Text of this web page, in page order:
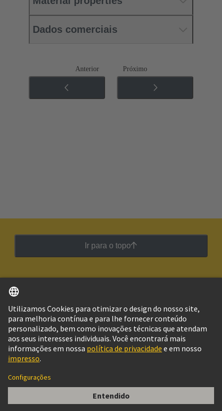
Cable Sealing f. Split Hood, OD 6~7.5mm
Dados comerciais
Anterior Próximo
Ir para o topo
Brasil Português
© Grupo de Tecnologia HARTING
Configurações de cookies